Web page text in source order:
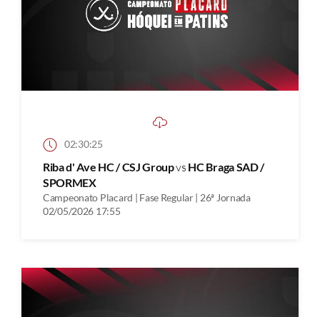
02:30:25
Riba d' Ave HC / CSJ Groupvs HC Braga SAD /
SPORMEX
Campeonato Placard | Fase Regular | 26ª Jornada
02/05/2026 17:55